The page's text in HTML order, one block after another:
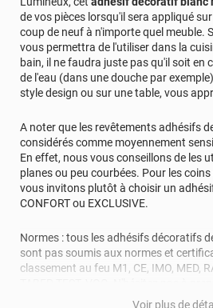
de vos pièces lorsqu'il sera appliqué
coup de neuf à n'importe quel meuble.
vous permettra de l'utiliser dans la
bain, il ne faudra juste pas qu'il soit en
de l'eau (dans une douche par
style design ou sur une table, vous
A noter que les revêtements adhésifs
considérés comme moyennement
En effet, nous vous conseillons de les
planes ou peu courbées. Pour les
vous invitons plutôt à choisir un
CONFORT ou EXCLUSIVE.
Normes : tous les adhésifs décoratifs
sont pas soumis aux normes et
classement au feu M1, CE, IMO, MED,
fiche technique ou à contacter nos
Voir plus de